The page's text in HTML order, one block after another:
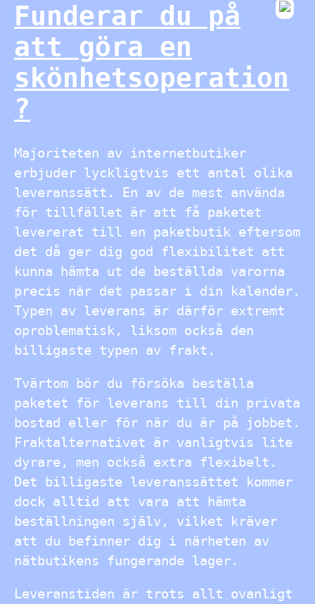
Funderar du på
att göra en
skönhetsoperation
?
Majoriteten av internetbutiker
erbjuder lyckligtvis ett antal olika
leveranssätt. En av de mest använda
för tillfället är att få paketet
levererat till en paketbutik eftersom
det då ger dig god flexibilitet att
kunna hämta ut de beställda varorna
precis när det passar i din kalender.
Typen av leverans är därför extremt
oproblematisk, liksom också den
billigaste typen av frakt.
Tvärtom bör du försöka beställa
paketet för leverans till din privata
bostad eller för när du är på jobbet.
Fraktalternativet är vanligtvis lite
dyrare, men också extra flexibelt.
Det billigaste leveranssättet kommer
dock alltid att vara att hämta
beställningen själv, vilket kräver
att du befinner dig i närheten av
nätbutikens fungerande lager.
Leveranstiden är trots allt ovanligt